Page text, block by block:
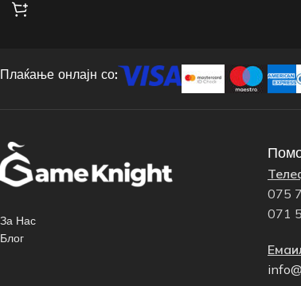
Плаќање онлајн со:
За Нас
Блог
075
071